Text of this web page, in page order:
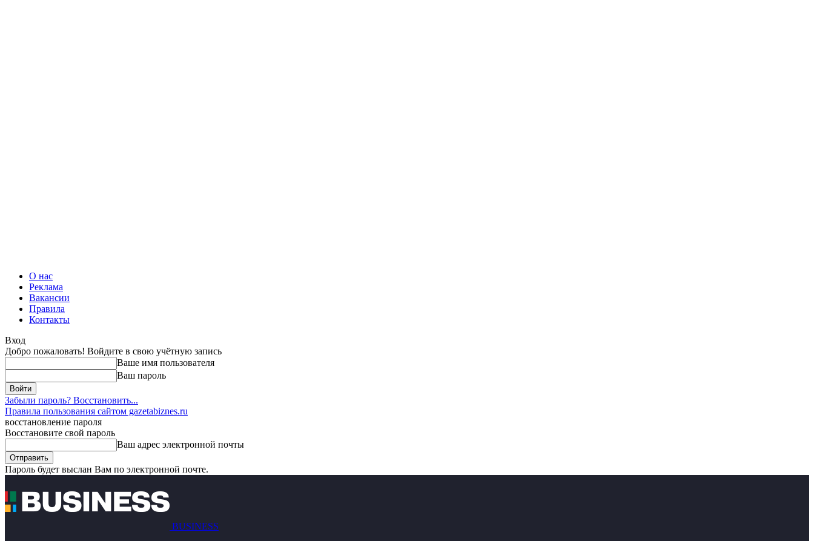
О нас
Реклама
Вакансии
Правила
Контакты
Вход
Добро пожаловать! Войдите в свою учётную запись
Ваше имя пользователя
Ваш пароль
Забыли пароль? Восстановить...
Правила пользования сайтом gazetabiznes.ru
восстановление пароля
Восстановите свой пароль
Ваш адрес электронной почты
Пароль будет выслан Вам по электронной почте.
BUSINESS